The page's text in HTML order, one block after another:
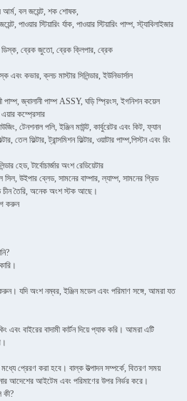
আর্ম, বল জয়েন্ট, শক শোষক,
পাওয়ার স্টিয়ারিং র্যাক, পাওয়ার স্টিয়ারিং পাম্প, স্ট্যাবিলাইজার
ডিস্ক, ব্রেক জুতো, ব্রেক ক্লিপার, ব্রেক
এবং কভার, ক্লচ মাস্টার সিলিন্ডার, ইউনিভার্সাল
পাম্প, জ্বালানী পাম্প ASSY, ঘড়ি স্প্রিংস, ইগনিশন কয়েল
এয়ার কম্প্রেসার
টেনশনাল পলি, ইঞ্জিন মাউন্ট, কার্বুরেটর এবং কিট, ফ্যান
তেল ফিল্টার, ট্রান্সমিশন ফিল্টার, ওয়াটার পাম্প,পিস্টন এবং রিং
হেড, টার্বোচার্জার অংশ রেডিয়েটার
সিল, উইপার ব্লেড, সামনের বাম্পার, ল্যাম্প, সামনের গ্রিড
চীন তৈরি, অনেক অংশ স্টক আছে।
করুন
যদি অংশ নম্বর, ইঞ্জিন মডেল এবং পরিমাণ সঙ্গে, আমরা যত
এবং বাইরের বাদামী কার্টন দিয়ে প্যাক করি। আমরা এটি
প্রেরণ করা হবে। বাল্ক উত্পাদন সম্পর্কে, বিতরণ সময়
আদেশের আইটেম এবং পরিমাণের উপর নির্ভর করে।
কী?